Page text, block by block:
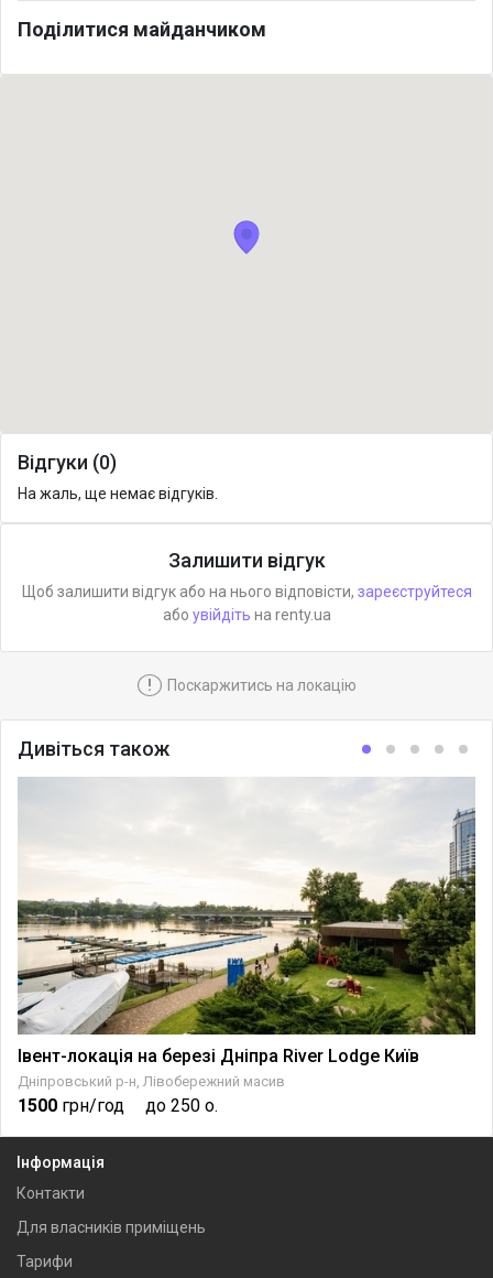
Поділитися майданчиком
Відгуки (0)
На жаль, ще немає відгуків.
Залишити відгук
Щоб залишити відгук або на нього відповісти, зареєструйтеся
або увійдіть на renty.ua
! Поскаржитись на локацію
Дивіться також
Івент-локація на березі Дніпра River Lodge Київ
Дніпровський р-н, Лівобережний масив
1500 грн/год до 250 о.
Інформація
Контакти
Для власників приміщень
Тарифи